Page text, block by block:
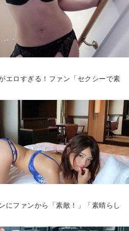
エロすぎる！ファン「セクシーで素
にファンから「素敵！」「素晴らし